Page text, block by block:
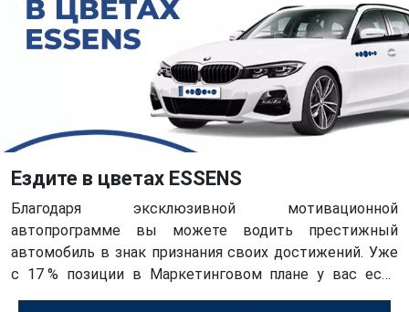
Ездите в цветах ESSENS
Благодаря эксклюзивной мотивационной
автопрограмме вы можете водить престижный
автомобиль в знак признания своих достижений. Уже
с 17 % позиции в Маркетинговом плане у вас есть